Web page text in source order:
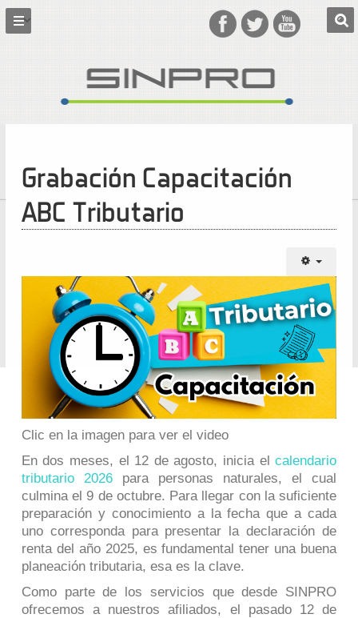
Grabación Capacitación
ABC Tributario
Clic en la imagen para ver el video
En dos meses, el 12 de agosto, inicia elcalendario
tributario 2026para personas naturales, el cual
culmina el 9 de octubre. Para llegar con la suficiente
preparación y conocimiento a la fecha que a cada
uno corresponda para presentar la declaración de
renta del año 2025, es fundamental tener una buena
planeación tributaria, esa es la clave.
Como parte de los servicios que desde SINPRO
ofrecemos a nuestros afiliados, el pasado 12 de